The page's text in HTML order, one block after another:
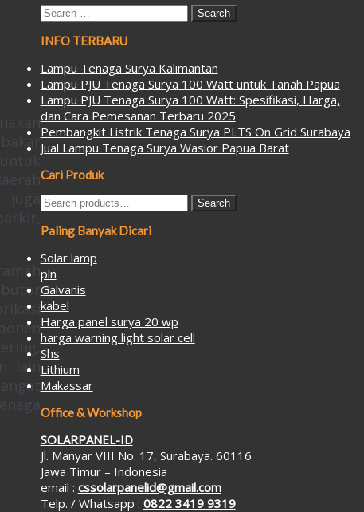
juga
lain
Search
INFO TERBARU
Lampu Tenaga Surya Kalimantan
Lampu PJU Tenaga Surya 100 Watt untuk Tanah Papua
Lampu PJU Tenaga Surya 100 Watt: Spesifikasi, Harga,
dan Cara Pemesanan Terbaru 2025
Pembangkit Listrik Tenaga Surya PLTS On Grid Surabaya
Jual Lampu Tenaga Surya Wasior Papua Barat
Cari Produk
Search
Search
Paling Banyak Dicari
Solar lamp
pln
Galvanis
kabel
Harga panel surya 20 wp
harga warning light solar cell
Shs
Lithium
Makassar
Office & Workshop
SOLARPANEL-ID
Jl. Manyar VIII No. 17, Surabaya. 60116
Jawa Timur – Indonesia
email : cssolarpanelid@gmail.com
Telp. / Whatsapp : 0822 3419 9319